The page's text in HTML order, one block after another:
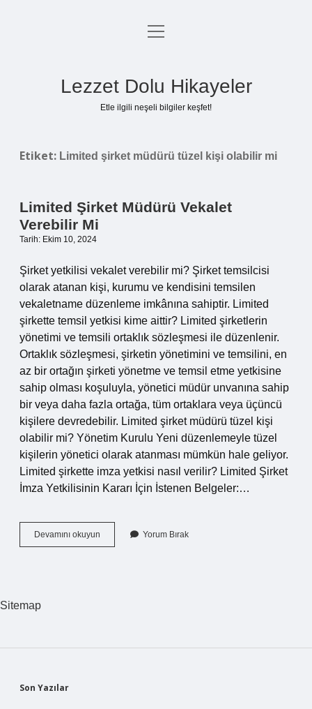
Anasayfa
menüyü
Lezzet Dolu Hikayeler
Etle ilgili neşeli bilgiler keşfet!
Etiket: Limited şirket müdürü tüzel kişi olabilir mi
Limited Şirket Müdürü Vekalet
Verebilir Mi
Tarih: Ekim 10, 2024
Şirket yetkilisi vekalet verebilir mi? Şirket temsilcisi
olarak atanan kişi, kurumu ve kendisini temsilen
vekaletname düzenleme imkânına sahiptir. Limited
şirkette temsil yetkisi kime aittir? Limited şirketlerin
yönetimi ve temsili ortaklık sözleşmesi ile düzenlenir.
Ortaklık sözleşmesi, şirketin yönetimini ve temsilini, en
az bir ortağın şirketi yönetme ve temsil etme yetkisine
sahip olması koşuluyla, yönetici müdür unvanına sahip
bir veya daha fazla ortağa, tüm ortaklara veya üçüncü
kişilere devredebilir. Limited şirket müdürü tüzel kişi
olabilir mi? Yönetim Kurulu Yeni düzenlemeyle tüzel
kişilerin yönetici olarak atanması mümkün hale geliyor.
Limited şirkette imza yetkisi nasıl verilir? Limited Şirket
İmza Yetkilisinin Kararı İçin İstenen Belgeler:…
Devamını okuyun
Şirket
Yorum Bırak
Sitemap
Sidebar
Son Yazılar